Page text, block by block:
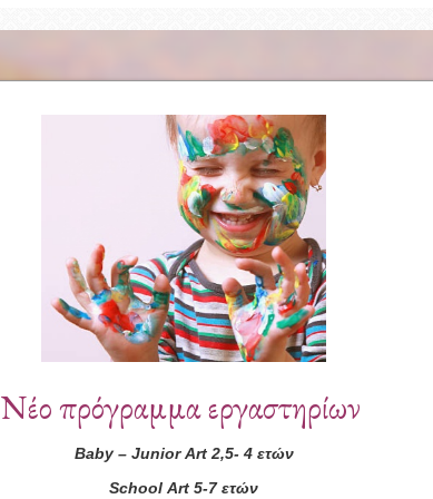
Συνεργάτες
Νέο πρόγραμμα εργαστηρίων
Baby– Junior Art2,5- 4 ετών
School Art 5-7 ετών